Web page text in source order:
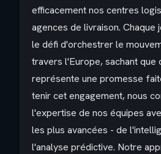
efficacement nos centres
agences de livraison. Chaque
le défi d'orchestrer le
travers l'Europe, sachant que
représente une promesse
tenir cet engagement, nous
l'expertise de nos équipes
les plus avancées - de
l'analyse prédictive. Notre